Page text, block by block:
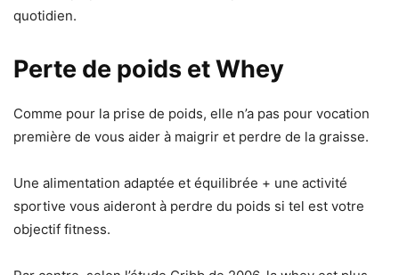
quotidien.
Perte de poids et Whey
Comme pour la prise de poids, elle n’a pas pour vocation
première de vous aider à maigrir et perdre de la graisse.
Une alimentation adaptée et équilibrée + une activité
sportive vous aideront à perdre du poids si tel est votre
objectif fitness.